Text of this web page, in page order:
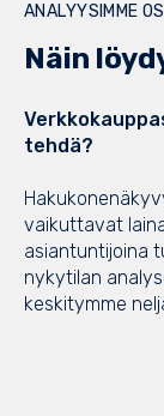
ANALYYSIMME
Näin
tehdä?
vaikuttavat
asiantuntijoina
nykytilan
keskitymme